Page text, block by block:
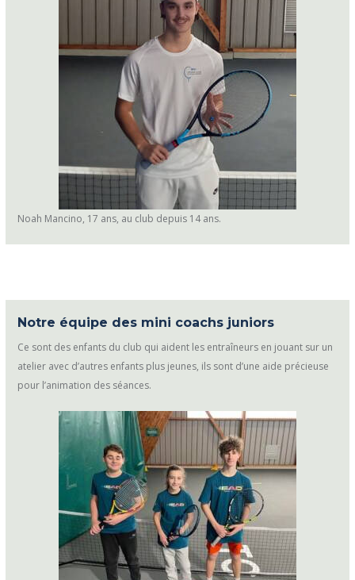
Noah Mancino, 17 ans, au club depuis 14 ans.
Notre équipe des mini coachs juniors
Ce sont des enfants du club qui aident les entraîneurs en jouant sur un
atelier avec d’autres enfants plus jeunes, ils sont d’une aide précieuse
pour l’animation des séances.